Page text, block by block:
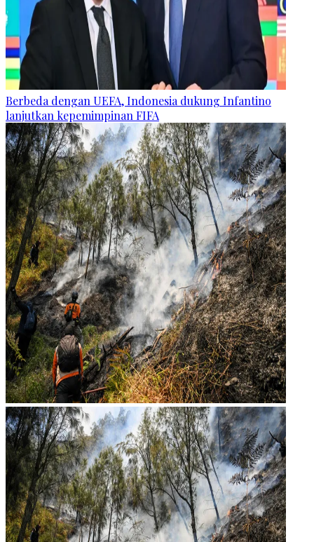
Berbeda dengan UEFA, Indonesia dukung Infantino
lanjutkan kepemimpinan FIFA